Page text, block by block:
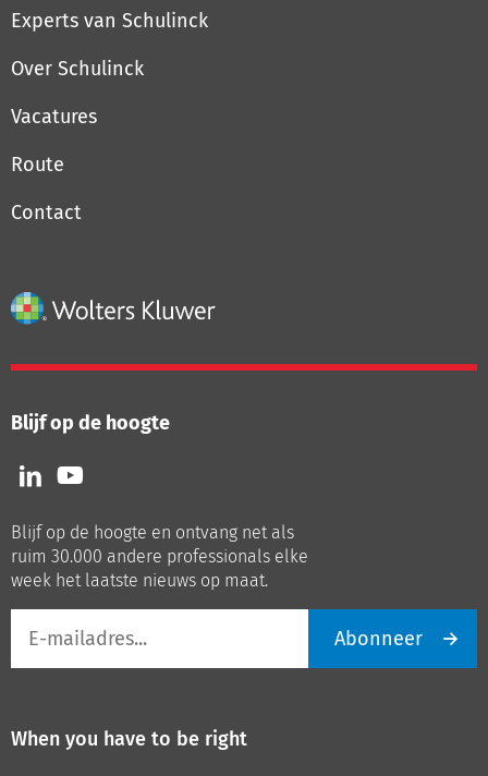
Experts van Schulinck
Over Schulinck
Vacatures
Route
Contact
Blijf op de hoogte
Volg
ons
LinkedIn
Volg
ons
Youtube
Blijf op de hoogte en ontvang net als
ruim 30.000 andere professionals elke
week het laatste nieuws op maat.
mailadres
Abonneer
When you have to be right